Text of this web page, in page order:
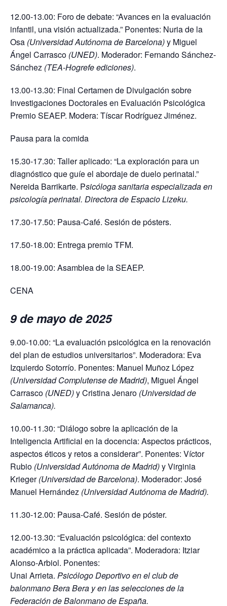
12.00-13.00: Foro de debate: “Avances en la evaluación
infantil, una visión actualizada.” Ponentes: Nuria de la
Osa (Universidad Autónoma de Barcelona)y Miguel
Ángel Carrasco (UNED). Moderador: Fernando Sánchez-
Sánchez (TEA-Hogrefe ediciones).
13.00-13.30: Final Certamen de Divulgación sobre
Investigaciones Doctorales en Evaluación Psicológica
Premio SEAEP. Modera: Tíscar Rodríguez Jiménez.
Pausa para la comida
15.30-17.30: Taller aplicado: “La exploración para un
diagnóstico que guíe el abordaje de duelo perinatal.”
Nereida Barrikarte. Psicóloga sanitaria especializada en
psicología perinatal. Directora de Espacio Lizeku.
17.30-17.50: Pausa-Café. Sesión de pósters.
17.50-18.00: Entrega premio TFM.
18.00-19.00: Asamblea de la SEAEP.
CENA
9 de mayo de 2025
9.00-10.00: “La evaluación psicológica en la renovación
del plan de estudios universitarios”. Moderadora: Eva
Izquierdo Sotorrío. Ponentes: Manuel Muñoz López
(Universidad Complutense de Madrid), Miguel Ángel
Carrasco (UNED)y Cristina Jenaro (Universidad de
Salamanca).
10.00-11.30: “Diálogo sobre la aplicación de la
Inteligencia Artificial en la docencia: Aspectos prácticos,
aspectos éticos y retos a considerar”. Ponentes: Víctor
Rubio (Universidad Autónoma de Madrid)y Virginia
Krieger(Universidad de Barcelona). Moderador: José
Manuel Hernández (Universidad Autónoma de Madrid).
11.30-12.00: Pausa-Café. Sesión de póster.
12.00-13.30: “Evaluación psicológica: del contexto
académico a la práctica aplicada”. Moderadora: Itziar
Alonso-Arbiol. Ponentes:
Unai Arrieta. Psicólogo Deportivo en el club de
balonmano Bera Bera y en las selecciones de la
Federación de Balonmano de España.